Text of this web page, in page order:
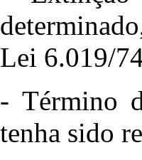
Lei 6.019/
- Término
tenha sido